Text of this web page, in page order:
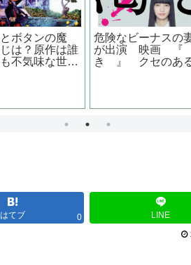
ハウス あら
どうな
容疑者Xの献身 映
み の堤真一さんが演
石神の演技に涙が止
はてブ 0 LINE